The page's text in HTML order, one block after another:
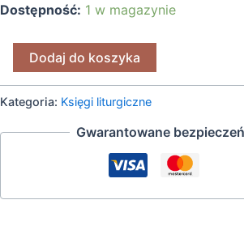
Dostępność: 1 w magazynie
die
novembris
1965
Dodaj do koszyka
Kategoria: Księgi liturgiczne
Gwarantowane